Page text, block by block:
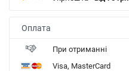
Оплата
При отриманні
Visa, MasterCard